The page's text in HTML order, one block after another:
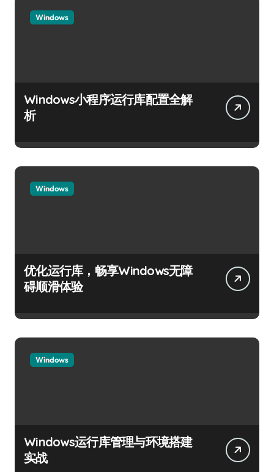
Windows
Windows小程序运行库配置全解
析
Windows
优化运行库，畅享Windows无障
碍顺滑体验
Windows
Windows运行库管理与环境搭建
实战